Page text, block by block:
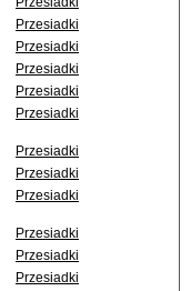
Przesiadki
Przesiadki
Przesiadki
Przesiadki
Przesiadki
Przesiadki
Przesiadki
Przesiadki
Przesiadki
Przesiadki
Przesiadki